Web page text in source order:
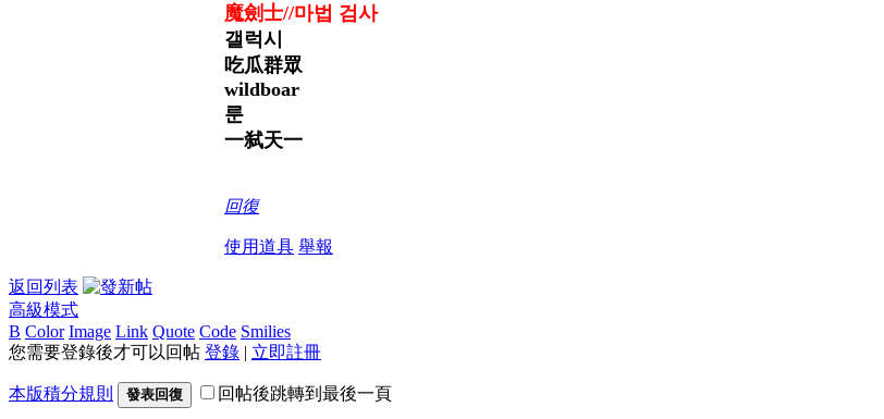
魔劍士//마법 검사
갤럭시
吃瓜群眾
wildboar
룬
一弑天一
回復
使用道具 舉報
返回列表
高級模式
B Color Image Link Quote Code Smilies
您需要登錄後才可以回帖 登錄 | 立即註冊
本版積分規則 發表回復 回帖後跳轉到最後一頁